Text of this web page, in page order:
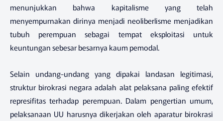
menunjukkan bahwa kapitalisme yang telah
menyempurnakan dirinya menjadi neoliberlisme menjadikan
tubuh perempuan sebagai tempat eksploitasi untuk
keuntungan sebesar besarnya kaum pemodal.
Selain undang-undang yang dipakai landasan legitimasi,
struktur birokrasi negara adalah alat pelaksana paling efektif
represifitas terhadap perempuan. Dalam pengertian umum,
pelaksanaan UU harusnya dikerjakan oleh aparatur birokrasi